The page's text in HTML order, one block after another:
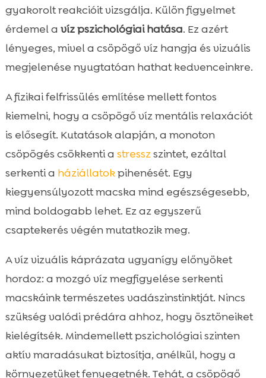
gyakorolt reakcióit vizsgálja. Külön figyelmet
érdemel a víz pszichológiai hatása. Ez azért
lényeges, mivel a csöpögő víz hangja és vizuális
megjelenése nyugtatóan hathat kedvenceinkre.
A fizikai felfrissülés említése mellett fontos
kiemelni, hogy a csöpögő víz mentális relaxációt
is elősegít. Kutatások alapján, a monoton
csöpögés csökkenti a stresszszintet, ezáltal
serkenti a háziállatokpihenését. Egy
kiegyensúlyozott macska mind egészségesebb,
mind boldogabb lehet. Ez az egyszerű
csaptekerés végén mutatkozik meg.
A víz vizuális káprázata ugyanígy előnyöket
hordoz: a mozgó víz megfigyelése serkenti
macskáink természetes vadászinstinktját. Nincs
szükség valódi prédára ahhoz, hogy ösztöneiket
kielégítsék. Mindemellett pszichológiai szinten
aktív maradásukat biztosítja, anélkül, hogy a
környezetüket fenyegetnék. Tehát, a csöpögő